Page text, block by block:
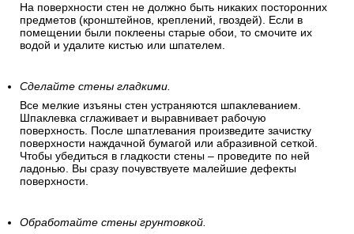
На поверхности стен не должно быть никаких посторонних
предметов (кронштейнов, креплений, гвоздей). Если в
помещении были поклеены старые обои, то смочите их
водой и удалите кистью или шпателем.
Сделайте стены гладкими.
Все мелкие изъяны стен устраняются шпаклеванием.
Шпаклевка сглаживает и выравнивает рабочую
поверхность. После шпатлевания произведите зачистку
поверхности наждачной бумагой или абразивной сеткой.
Чтобы убедиться в гладкости стены – проведите по ней
ладонью. Вы сразу почувствуете малейшие дефекты
поверхности.
Обработайте стены грунтовкой.